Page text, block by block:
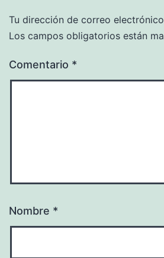
Tu dirección de correo
Los campos obligatorios están
Comentario *
Nombre *